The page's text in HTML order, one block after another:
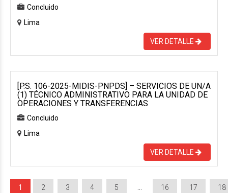
Concluido
Lima
VER DETALLE
[P.S. 106-2025-MIDIS-PNPDS] – SERVICIOS DE UN/A
(1) TÉCNICO ADMINISTRATIVO PARA LA UNIDAD DE
OPERACIONES Y TRANSFERENCIAS
Concluido
Lima
VER DETALLE
1 2 3 4 5 16 17 18